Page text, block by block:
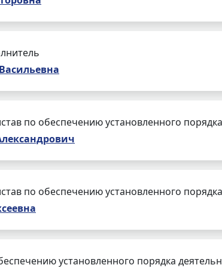
по обеспечению установленного
по обеспечению установленного
установленного порядка